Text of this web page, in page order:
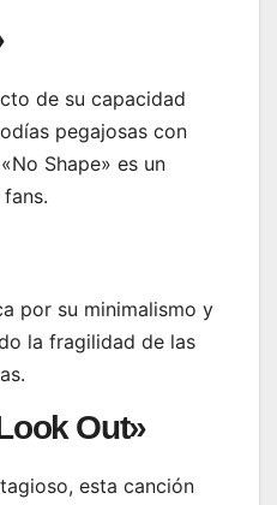
de su capacidad
pegajosas con
Shape» es un
por su minimalismo y
la fragilidad de las
Out»
esta canción